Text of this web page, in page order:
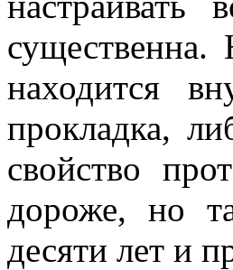
находится
прокладка,
свойство
дороже, но
десяти лет и